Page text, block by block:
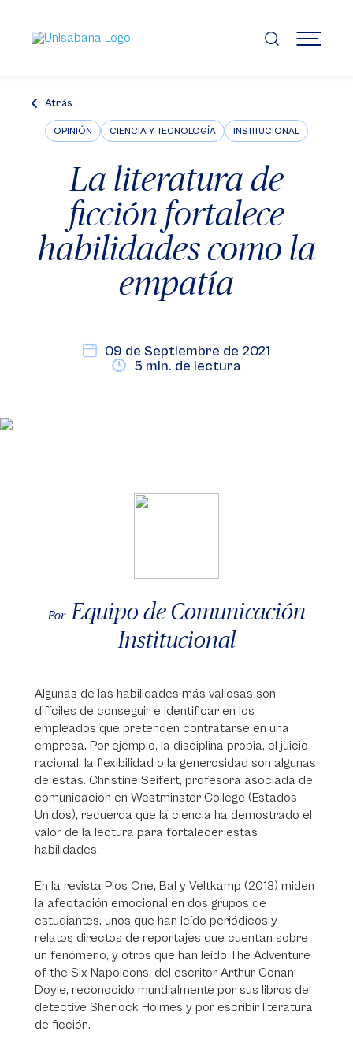
contenido
principal
MENÚ
Atrás
OPINIÓN CIENCIA Y TECNOLOGÍA INSTITUCIONAL
La literatura de
ficción fortalece
habilidades como la
empatía
09 de Septiembre de 2021
5 min. de lectura
Por Equipo de Comunicación
Institucional
Algunas de las habilidades más valiosas son
difíciles de conseguir e identificar en los
empleados que pretenden contratarse en una
empresa. Por ejemplo, la disciplina propia, el juicio
racional, la flexibilidad o la generosidad son algunas
de estas. Christine Seifert, profesora asociada de
comunicación en Westminster College (Estados
Unidos), recuerda que la ciencia ha demostrado el
valor de la lectura para fortalecer estas
habilidades.
En la revista Plos One, Bal y Veltkamp (2013) miden
la afectación emocional en dos grupos de
estudiantes, unos que han leído periódicos y
relatos directos de reportajes que cuentan sobre
un fenómeno, y otros que han leído The Adventure
of the Six Napoleons, del escritor Arthur Conan
Doyle, reconocido mundialmente por sus libros del
detective Sherlock Holmes y por escribir literatura
de ficción.